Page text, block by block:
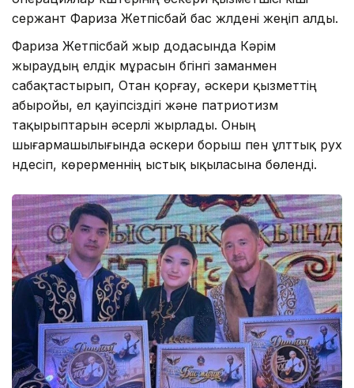
сержант Фариза Жетпісбай бас жүлдені жеңіп алды.
Фариза Жетпісбай жыр додасында Кәрім
жыраудың елдік мұрасын бүгінгі заманмен
сабақтастырып, Отан қорғау, әскери қызметтің
абыройы, ел қауіпсіздігі және патриотизм
тақырыптарын әсерлі жырлады. Оның
шығармашылығында әскери борыш пен ұлттық рух
үндесіп, көрерменнің ыстық ықыласына бөленді.